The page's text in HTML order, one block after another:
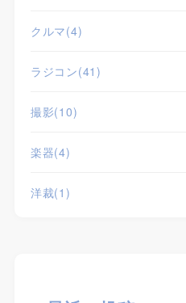
クルマ(4)
ラジコン(41)
撮影(10)
楽器(4)
洋裁(1)